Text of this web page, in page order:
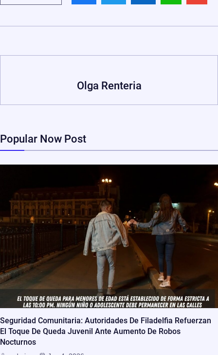
Olga Renteria
Popular Now Post
Seguridad Comunitaria: Autoridades De Filadelfia Refuerzan
El Toque De Queda Juvenil Ante Aumento De Robos
Nocturnos